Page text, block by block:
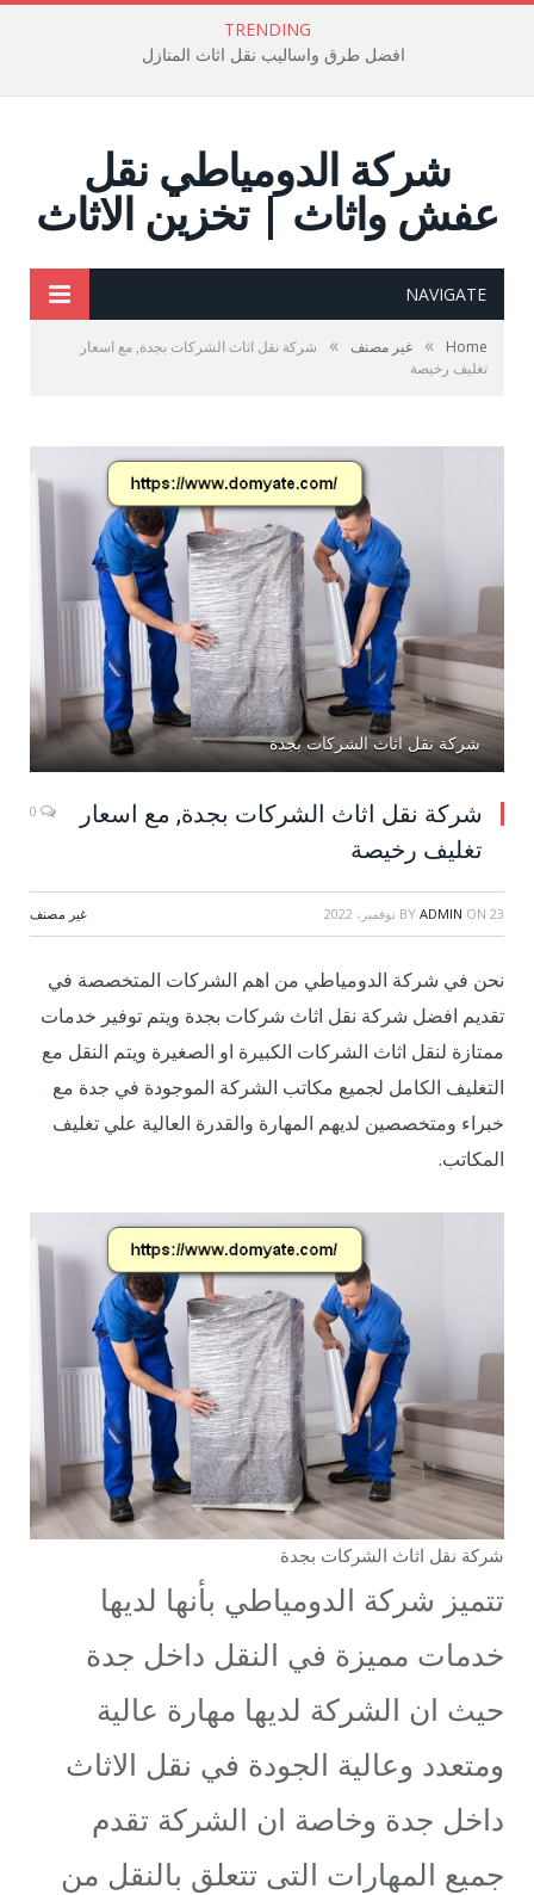
TRENDING
افضل طرق واساليب نقل اثاث المنازل
شركة الدومياطي نقل
عفش واثاث | تخزين الاثاث
NAVIGATE
Home
» غير مصنف »
شركة نقل اثاث الشركات بجدة, مع اسعار
تغليف رخيصة
شركة نقل اثاث الشركات بجدة
شركة نقل اثاث الشركات بجدة, مع اسعار
تغليف رخيصة
BY ADMIN ON 23 نوفمبر، 2022 غير مصنف
نحن في شركة الدومياطي من اهم الشركات المتخصصة في
تقديم افضل شركة نقل اثاث شركات بجدة ويتم توفير خدمات
ممتازة لنقل اثاث الشركات الكبيرة او الصغيرة ويتم النقل مع
التغليف الكامل لجميع مكاتب الشركة الموجودة في جدة مع
خبراء ومتخصصين لديهم المهارة والقدرة العالية علي تغليف
المكاتب.
شركة نقل اثاث الشركات بجدة
تتميز شركة الدومياطي بأنها لديها
خدمات مميزة في النقل داخل جدة
حيث ان الشركة لديها مهارة عالية
ومتعدد وعالية الجودة في نقل الاثاث
داخل جدة وخاصة ان الشركة تقدم
جميع المهارات التى تتعلق بالنقل من